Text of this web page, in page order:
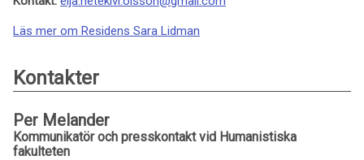
Läs mer om Residens Sara Lidman
Kontakter
Per Melander
Kommunikatör och presskontakt vid Humanistiska
fakulteten